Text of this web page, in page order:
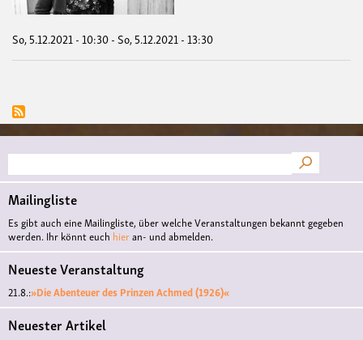
So, 5.12.2021 - 10:30-So, 5.12.2021 - 13:30
Suche
Mailingliste
Es gibt auch eine Mailingliste, über welche Veranstaltungen bekannt gegeben
werden. Ihr könnt euch hieran- und abmelden.
Neueste Veranstaltung
21.8.:»Die Abenteuer des Prinzen Achmed (1926)«
Neuester Artikel